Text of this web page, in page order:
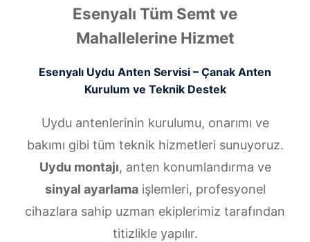
Esenyalı Tüm Semt ve
Mahallelerine Hizmet
Esenyalı Uydu Anten Servisi – Çanak Anten
Kurulum ve Teknik Destek
Uydu antenlerinin kurulumu, onarımı ve
bakımı gibi tüm teknik hizmetleri sunuyoruz.
Uydu montajı, anten konumlandırma ve
sinyal ayarlamaişlemleri, profesyonel
cihazlara sahip uzman ekiplerimiz tarafından
titizlikle yapılır.